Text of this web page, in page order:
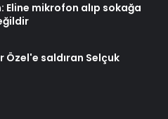
Eline mikrofon alıp sokağa
Özel'e saldıran Selçuk